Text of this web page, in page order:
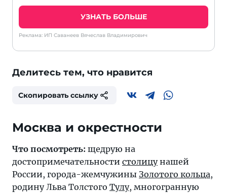
УЗНАТЬ БОЛЬШЕ
Реклама: ИП Саванеев Вячеслав Владимирович
Делитесь тем, что нравится
Скопировать ссылку
Москва и окрестности
Что посмотреть: щедрую на
достопримечательности столицунашей
России, города-жемчужины Золотого кольца,
родину Льва Толстого Тулу, многогранную